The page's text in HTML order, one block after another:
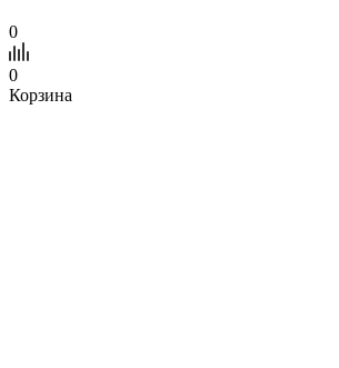
0
0
Корзина